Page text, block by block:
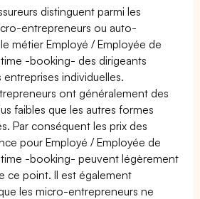
distinguent parmi les
entrepreneurs ou auto-
métier Employé / Employée de
-booking- des dirigeants
individuelles.
ont généralement des
faibles que les autres formes
Par conséquent les prix des
pour Employé / Employée de
-booking- peuvent légèrement
ce point. Il est également
les micro-entrepreneurs ne